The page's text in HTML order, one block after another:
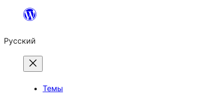
Перейти
содержимому
Русский
Темы